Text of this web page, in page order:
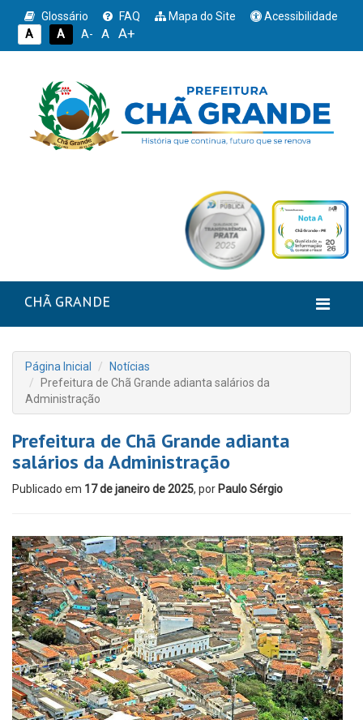
Glossário FAQ Mapa do Site
Acessibilidade
A
A A- A A+
CHÃ GRANDE
Página Inicial
Notícias
Prefeitura de Chã Grande adianta salários da
Administração
Prefeitura de Chã Grande adianta
salários da Administração
Publicado em 17 de janeiro de 2025, por Paulo Sérgio